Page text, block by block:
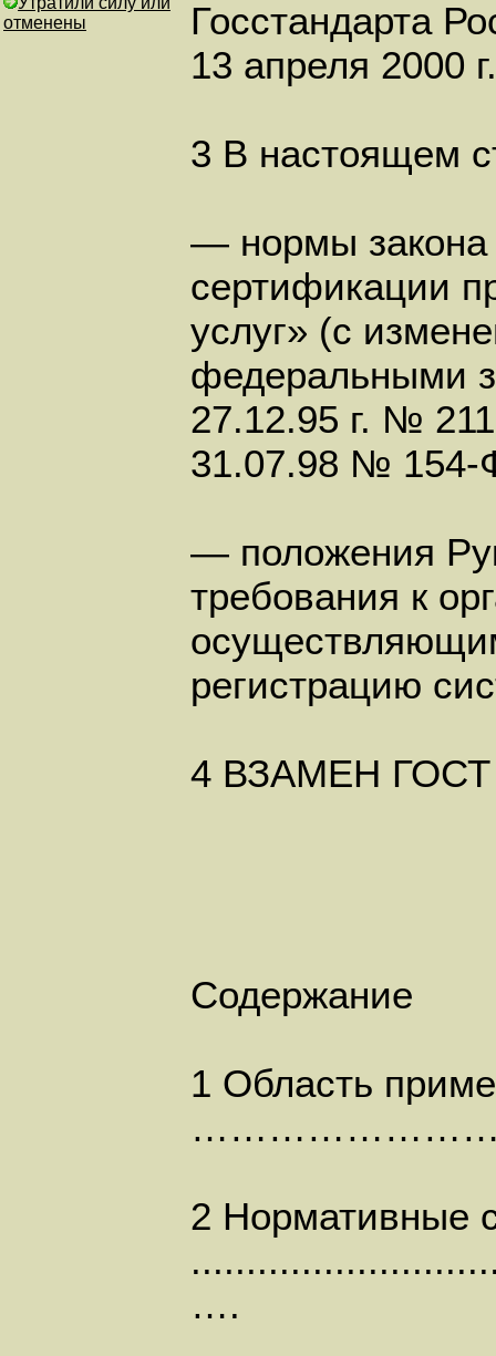
отменены
Госстандарта
13 апреля 2000
3 В настоящем
— нормы закона
сертификации
услуг» (с
федеральными
27.12.95 г. №
31.07.98 № 154-
— положения
требования к
регистрацию
4 ВЗАМЕН ГОСТ
Содержание
1 Область
2 Нормативные
….